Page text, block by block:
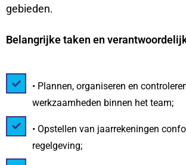
gebieden.
Belangrijke taken en
• Plannen, organiseren en
werkzaamheden binnen het team;
• Opstellen van jaarrekeningen
regelgeving;